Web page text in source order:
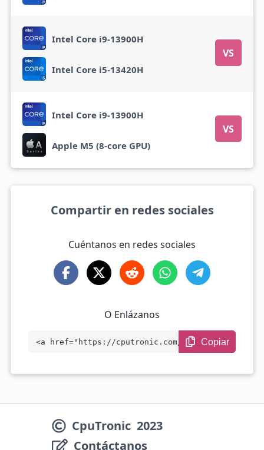
Intel Core i9-13900H
VS
Intel Core i5-13420H
Intel Core i9-13900H
VS
Apple M5 (8-core GPU)
Compartir en redes sociales
Cuéntanos en redes sociales
O Enlázanos
<a href="https://cputronic.com/es/cpu/in
Copiar
CpuTronic 2023
Contáctanos